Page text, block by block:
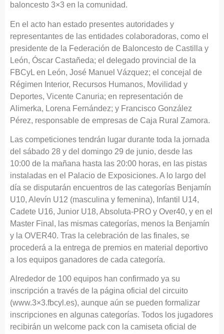
baloncesto 3×3 en la comunidad.
En el acto han estado presentes autoridades y
representantes de las entidades colaboradoras, como el
presidente de la Federación de Baloncesto de Castilla y
León, Óscar Castañeda; el delegado provincial de la
FBCyL en León, José Manuel Vázquez; el concejal de
Régimen Interior, Recursos Humanos, Movilidad y
Deportes, Vicente Canuria; en representación de
Alimerka, Lorena Fernández; y Francisco González
Pérez, responsable de empresas de Caja Rural Zamora.
Las competiciones tendrán lugar durante toda la jornada
del sábado 28 y del domingo 29 de junio, desde las
10:00 de la mañana hasta las 20:00 horas, en las pistas
instaladas en el Palacio de Exposiciones. A lo largo del
día se disputarán encuentros de las categorías Benjamín
U10, Alevín U12 (masculina y femenina), Infantil U14,
Cadete U16, Junior U18, Absoluta-PRO y Over40, y en el
Master Final, las mismas categorías, menos la Benjamín
y la OVER40. Tras la celebración de las finales, se
procederá a la entrega de premios en material deportivo
a los equipos ganadores de cada categoría.
Alrededor de 100 equipos han confirmado ya su
inscripción a través de la página oficial del circuito
(www.3×3.fbcyl.es), aunque aún se pueden formalizar
inscripciones en algunas categorías. Todos los jugadores
recibirán un welcome pack con la camiseta oficial de